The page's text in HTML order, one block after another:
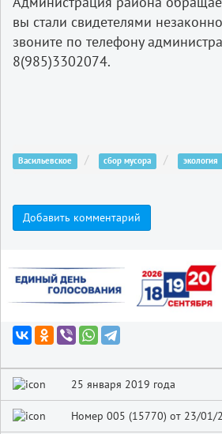
вы стали свидетелями
звоните по телефону
8(985)330­20­74.
Васильевское сбор мусора экология
Добавить комментарий
25 января 2019 года
Номер 005 (15770) от 23/01/